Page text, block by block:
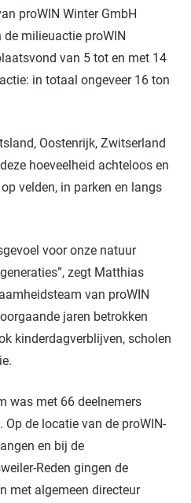
proWIN Winter GmbH
milieuactie proWIN
van 5 tot en met 14
in totaal ongeveer 16 ton
Oostenrijk, Zwitserland
hoeveelheid achteloos en
velden, in parken en langs
voor onze natuur
zegt Matthias
van proWIN
jaren betrokken
kinderdagverblijven, scholen
was met 66 deelnemers
de locatie van de proWIN-
en bij de
Reden gingen de
met algemeen directeur